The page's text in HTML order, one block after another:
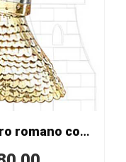
Casco de arquero romano con escamas